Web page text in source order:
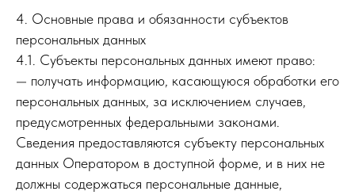
4. Основные права и обязанности субъектов
персональных данных
4.1. Субъекты персональных данных имеют право:
— получать информацию, касающуюся обработки его
персональных данных, за исключением случаев,
предусмотренных федеральными законами.
Сведения предоставляются субъекту персональных
данных Оператором в доступной форме, и в них не
должны содержаться персональные данные,